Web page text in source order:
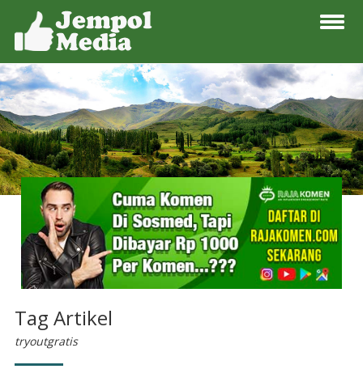
Tag Artikel
tryoutgratis